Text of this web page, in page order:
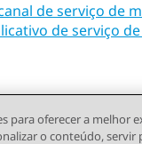
de serviço de
de serviço
para oferecer a melhor
o conteúdo, servir